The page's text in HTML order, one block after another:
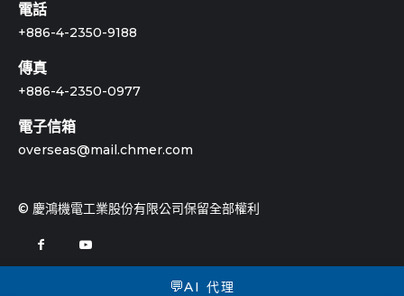
電話
+886-4-2350-9188
傳真
+886-4-2350-0977
電子信箱
overseas@mail.chmer.com
© 慶鴻機電工業股份有限公司保留全部權利
💬AI 代理